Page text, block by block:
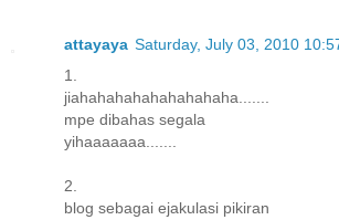
attayaya Saturday, July 03, 2010
1.
jiahahahahahahahahaha.......
mpe dibahas segala
yihaaaaaaa.......
2.
blog sebagai ejakulasi pikiran